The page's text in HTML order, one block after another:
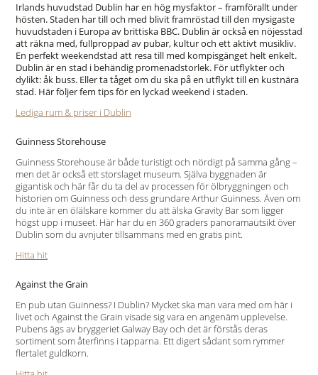
Irlands huvudstad Dublin har en hög mysfaktor – framförallt under
hösten. Staden har till och med blivit framröstad till den mysigaste
huvudstaden i Europa av brittiska BBC. Dublin är också en nöjesstad
att räkna med, fullproppad av pubar, kultur och ett aktivt musikliv.
En perfekt weekendstad att resa till med kompisgänget helt enkelt.
Dublin är en stad i behändig promenadstorlek. För utflykter och
dylikt: åk buss. Eller ta tåget om du ska på en utflykt till en kustnära
stad. Här följer fem tips för en lyckad weekend i staden.
Lediga rum & priser i Dublin
Guinness Storehouse
Guinness Storehouse är både turistigt och nördigt på samma gång –
men det är också ett storslaget museum. Själva byggnaden är
gigantisk och här får du ta del av processen för ölbryggningen och
historien om Guinness och dess grundare Arthur Guinness. Även om
du inte är en ölälskare kommer du att älska Gravity Bar som ligger
högst upp i museet. Här har du en 360 graders panoramautsikt över
Dublin som du avnjuter tillsammans med en gratis pint.
Hitta hit
Against the Grain
En pub utan Guinness? I Dublin? Mycket ska man vara med om här i
livet och Against the Grain visade sig vara en angenäm upplevelse.
Pubens ägs av bryggeriet Galway Bay och det är förstås deras
sortiment som återfinns i tapparna. Ett digert sådant som rymmer
flertalet guldkorn.